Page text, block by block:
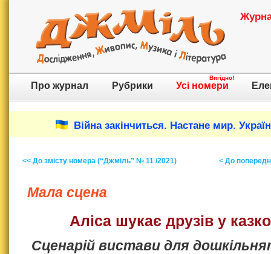
Про журнал Рубрики Усі номери
Вигідно!
Війна закінчиться. Настане мир.
<< До змісту номера (“Джміль” № 11 /2021) < До
Мала сцена
Аліса шукає друзів у
Сценарій вистави для